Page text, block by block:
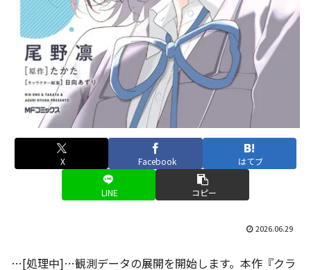
X Facebook はてブ
LINE コピー
2026.06.29
…[処理中]…観測データの展開を開始します。本作『クラ